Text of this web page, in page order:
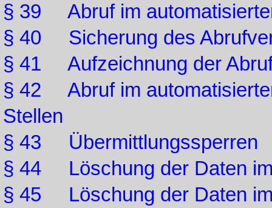
§ 39 Abruf im
§ 40 Sicherung des
§ 41 Aufzeichnung der
§ 42 Abruf im
Stellen
§ 43 Übermittlungssperren
§ 44 Löschung der Daten
§ 45 Löschung der Daten